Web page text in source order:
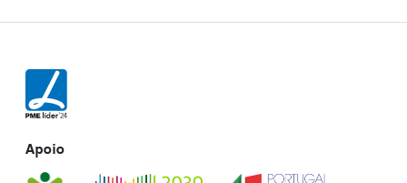
Apoio